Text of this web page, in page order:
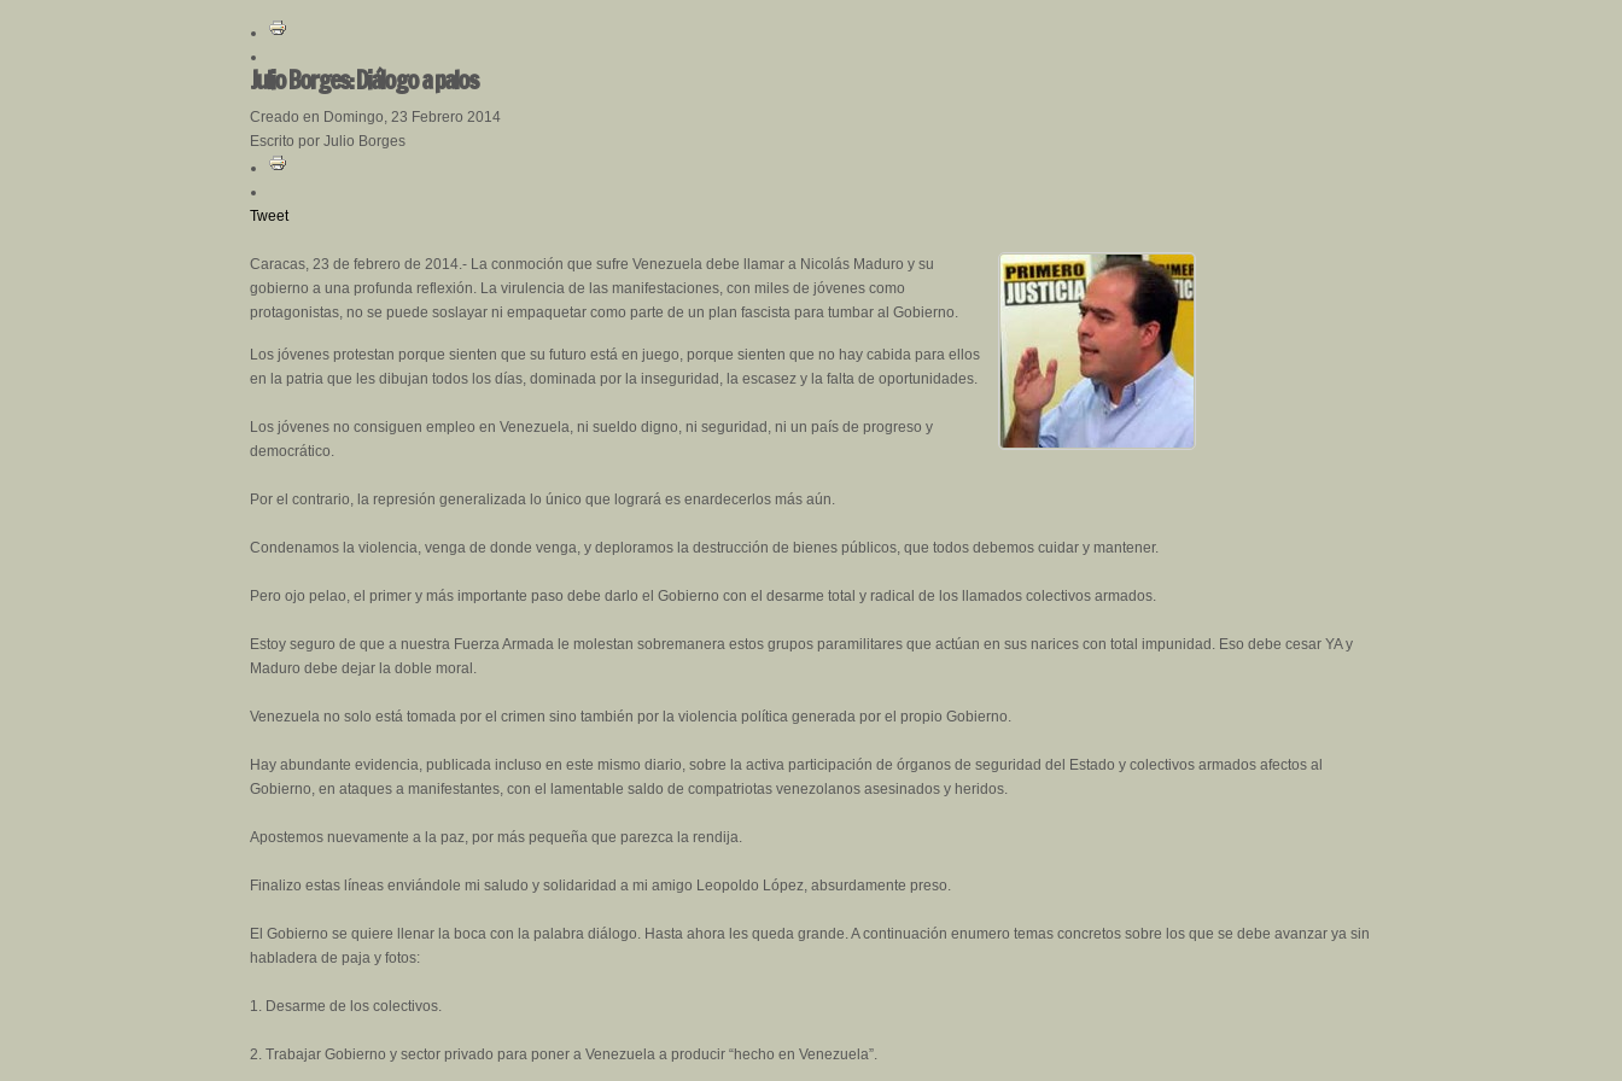
Julio Borges: Diálogo a palos
Creado en Domingo, 23 Febrero 2014
Escrito por Julio Borges
Tweet
Caracas, 23 de febrero de 2014.- La conmoción que sufre Venezuela debe llamar a Nicolás Maduro y su
gobierno a una profunda reflexión. La virulencia de las manifestaciones, con miles de jóvenes como
protagonistas, no se puede soslayar ni empaquetar como parte de un plan fascista para tumbar al Gobierno.
Los jóvenes protestan porque sienten que su futuro está en juego, porque sienten que no hay cabida para ellos
en la patria que les dibujan todos los días, dominada por la inseguridad, la escasez y la falta de oportunidades.
Los jóvenes no consiguen empleo en Venezuela, ni sueldo digno, ni seguridad, ni un país de progreso y
democrático.
Por el contrario, la represión generalizada lo único que logrará es enardecerlos más aún.
Condenamos la violencia, venga de donde venga, y deploramos la destrucción de bienes públicos, que todos debemos cuidar y mantener.
Pero ojo pelao, el primer y más importante paso debe darlo el Gobierno con el desarme total y radical de los llamados colectivos armados.
Estoy seguro de que a nuestra Fuerza Armada le molestan sobremanera estos grupos paramilitares que actúan en sus narices con total impunidad. Eso debe cesar YA y
Maduro debe dejar la doble moral.
Venezuela no solo está tomada por el crimen sino también por la violencia política generada por el propio Gobierno.
Hay abundante evidencia, publicada incluso en este mismo diario, sobre la activa participación de órganos de seguridad del Estado y colectivos armados afectos al
Gobierno, en ataques a manifestantes, con el lamentable saldo de compatriotas venezolanos asesinados y heridos.
Apostemos nuevamente a la paz, por más pequeña que parezca la rendija.
Finalizo estas líneas enviándole mi saludo y solidaridad a mi amigo Leopoldo López, absurdamente preso.
El Gobierno se quiere llenar la boca con la palabra diálogo. Hasta ahora les queda grande. A continuación enumero temas concretos sobre los que se debe avanzar ya sin
habladera de paja y fotos:
1. Desarme de los colectivos.
2. Trabajar Gobierno y sector privado para poner a Venezuela a producir “hecho en Venezuela”.